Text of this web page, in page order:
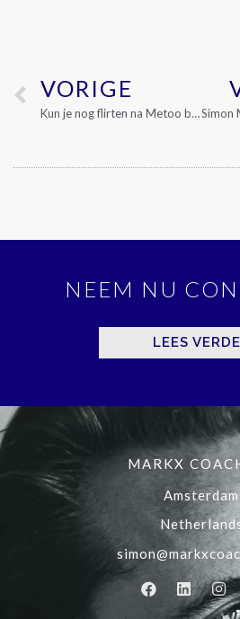
VORIGE
Kun je nog flirten na Metoo beweging?
NEEM NU
LEES
MARKX
Amsterdam